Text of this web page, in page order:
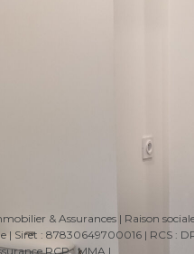
& Assurances | Raison
| Siret : 87830649700016 | RCS :
RCP : MMA |